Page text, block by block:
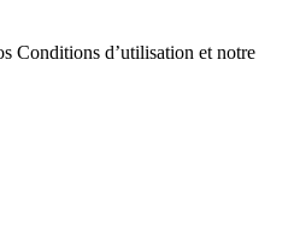
Conditions d’utilisation et notre